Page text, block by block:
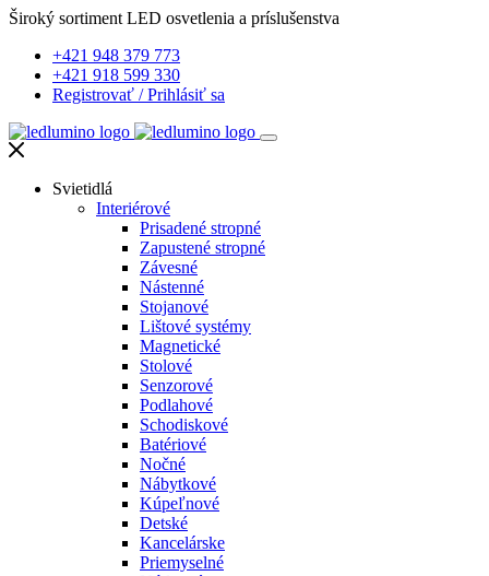
Široký sortiment LED osvetlenia a príslušenstva
+421 948 379 773
+421 918 599 330
Registrovať /Prihlásiť sa
Svietidlá
Interiérové
Prisadené stropné
Zapustené stropné
Závesné
Nástenné
Stojanové
Lištové systémy
Magnetické
Stolové
Senzorové
Podlahové
Schodiskové
Batériové
Nočné
Nábytkové
Kúpeľnové
Detské
Kancelárske
Priemyselné